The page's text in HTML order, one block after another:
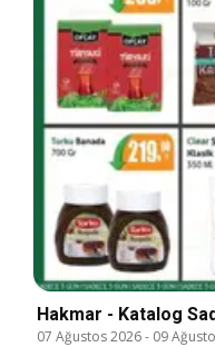
Hakmar - Katalog
07 Ağustos 2026- 09